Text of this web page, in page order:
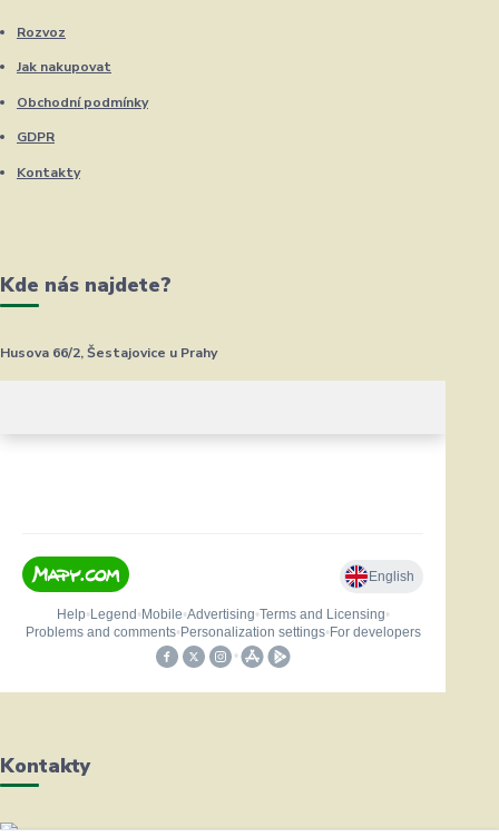
Rozvoz
Jak nakupovat
Obchodní podmínky
GDPR
Kontakty
Kde nás najdete?
Husova 66/2, Šestajovice u Prahy
Kontakty